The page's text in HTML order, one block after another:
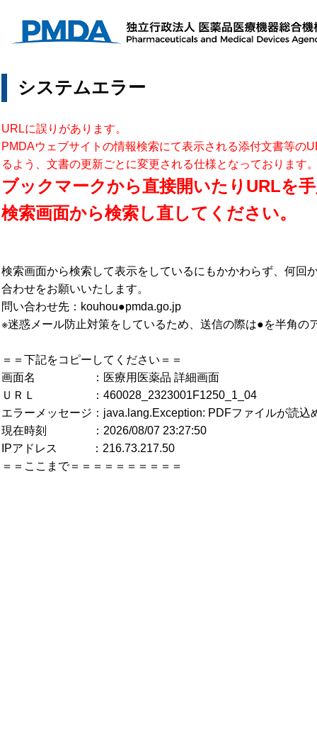
システムエラー
URLに誤りがあります。
PMDAウェブサイトの情報検索にて表示される添付文書等の
るよう、文書の更新ごとに変更される仕様となっております
ブックマークから直接開いたりURLを
検索画面から検索し直してください。
検索画面から検索して表示をしているにもかかわらず、何回
合わせをお願いいたします。
問い合わせ先：kouhou●pmda.go.jp
※迷惑メール防止対策をしているため、送信の際は●を半角の
＝＝下記をコピーしてください＝＝
画面名 ：医療用医薬品 詳細画面
ＵＲＬ ：460028_2323001F1250_1_04
エラーメッセージ：java.lang.Exception: PDFファイルが読込
現在時刻 ：2026/08/07 23:27:50
IPアドレス ：216.73.217.50
＝＝ここまで＝＝＝＝＝＝＝＝＝＝